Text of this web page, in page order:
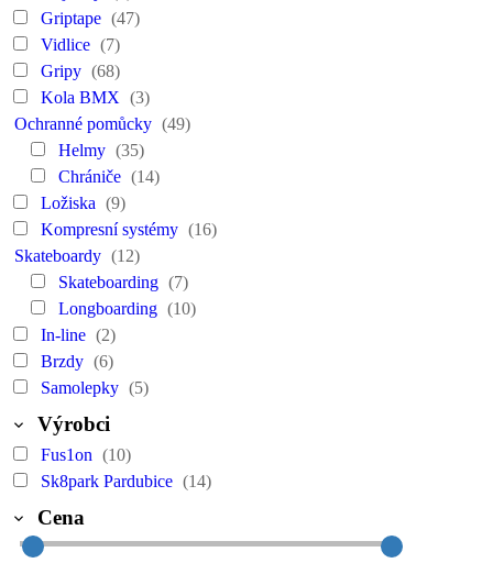
Griptape (47)
Vidlice (7)
Gripy (68)
Kola BMX (3)
Ochranné pomůcky (49)
Helmy (35)
Chrániče (14)
Ložiska (9)
Kompresní systémy (16)
Skateboardy (12)
Skateboarding (7)
Longboarding (10)
In-line (2)
Brzdy (6)
Samolepky (5)
Výrobci
Fus1on (10)
Sk8park Pardubice (14)
Cena